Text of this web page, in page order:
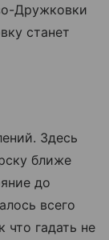
Дружковки
станет
Здесь
ближе
до
всего
что гадать не